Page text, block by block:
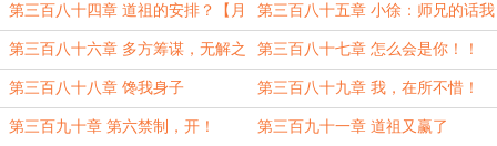
第三百八十四章 道祖的安排？【月
初求月票！】
第三百八十五章 小徐：师兄的话我
要听！【月初求月票！】
第三百八十六章 多方筹谋，无解之
局【三更求月票！】
第三百八十七章 怎么会是你！！
第三百八十八章 馋我身子 第三百八十九章 我，在所不惜！
第三百九十章 第六禁制，开！ 第三百九十一章 道祖又赢了